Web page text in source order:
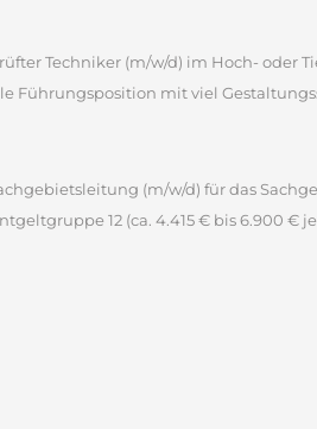
Techniker (m/w/d) im Hoch-
Führungsposition mit viel
(m/w/d) für das
12 (ca. 4.415 € bis 6.900 € je